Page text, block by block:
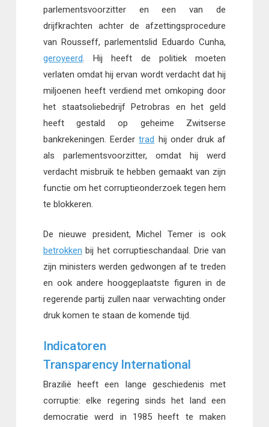
parlementsvoorzitter en een van de
drijfkrachten achter de afzettingsprocedure
van Rousseff, parlementslid Eduardo Cunha,
geroyeerd. Hij heeft de politiek moeten
verlaten omdat hij ervan wordt verdacht dat hij
miljoenen heeft verdiend met omkoping door
het staatsoliebedrijf Petrobras en het geld
heeft gestald op geheime Zwitserse
bankrekeningen. Eerdertrad hij onder druk af
als parlementsvoorzitter, omdat hij werd
verdacht misbruik te hebben gemaakt van zijn
functie om het corruptieonderzoek tegen hem
te blokkeren.
De nieuwe president, Michel Temer is ook
betrokken bij het corruptieschandaal. Drie van
zijn ministers werden gedwongen af te treden
en ook andere hooggeplaatste figuren in de
regerende partij zullen naar verwachting onder
druk komen te staan de komende tijd.
Indicatoren
Transparency International
Brazilië heeft een lange geschiedenis met
corruptie: elke regering sinds het land een
democratie werd in 1985 heeft te maken